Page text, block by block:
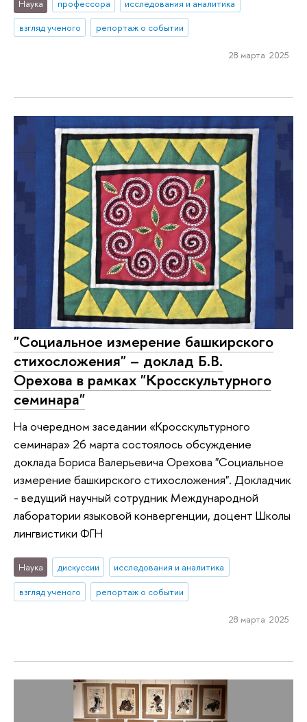
Наука профессора
исследования и аналитика
взгляд ученого
репортаж о событии
28 марта 2025
"Социальное измерение башкирского
стихосложения" – доклад Б.В.
Орехова в рамках "Кросскультурного
семинара"
На очередном заседании «Кросскультурного
семинара» 26 марта состоялось обсуждение
доклада Бориса Валерьевича Орехова "Социальное
измерение башкирского стихосложения". Докладчик
- ведущий научный сотрудник Международной
лаборатории языковой конвергенции, доцент Школы
лингвистики ФГН
Наука дискуссии
исследования и аналитика
взгляд ученого
репортаж о событии
28 марта 2025